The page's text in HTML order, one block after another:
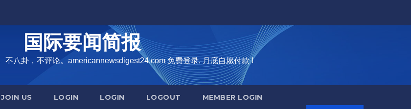
国际要闻简报
不八卦，不评论。americannewsdigest24.com 免费登录, 月底自愿付款 !
JOIN US LOGIN LOGIN LOGOUT MEMBER LOGIN